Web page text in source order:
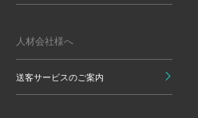
人材会社様へ
送客サービスのご案内